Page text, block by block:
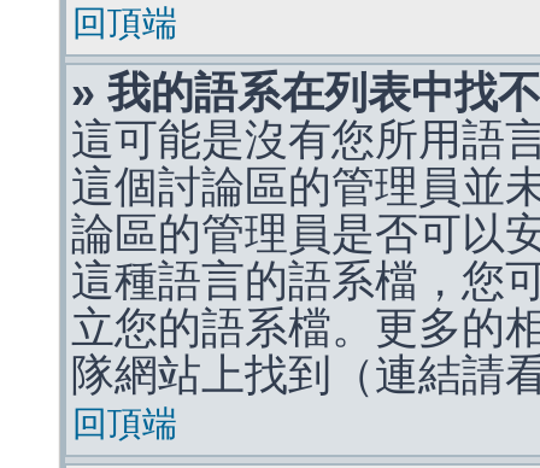
回頂端
» 我的語系在列表中找
這可能是沒有您所用語
這個討論區的管理員並
論區的管理員是否可以
這種語言的語系檔，您
立您的語系檔。更多的
隊網站上找到（連結請
回頂端